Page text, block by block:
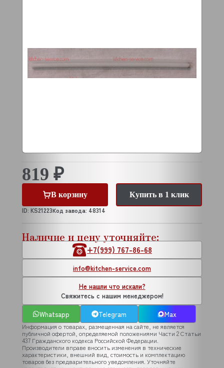
819 ₽
В корзину
Купить в 1 клик
ID: KS21223Код завода: 48314
Наличие и цену уточняйте:
+7(999) 767-86-68
info@kitchen-service.com
Не нашли что искали?
Свяжитесь с нашим менеджером!
Whatsapp
Telegram Max
Информация о товарах, размещенная на сайте, не является
публичной офертой, определяемой положениями Части 2 Статьи
437 Гражданского кодекса Российской Федерации.
Производители вправе вносить изменения в технические
характеристики, внешний вид, стоимость и комплектацию
товаров без предварительного уведомления. Уточняйте